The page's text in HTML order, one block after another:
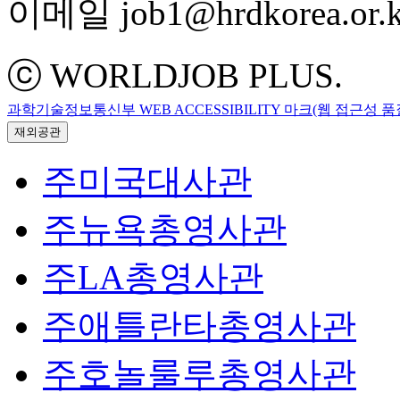
이메일
ⓒ WORLDJOB PLUS.
과학기술정보통신부 WEB ACCESSIBILITY 마크(웹 접근성 품
재외공관
주미국대사관
주뉴욕총영사관
주LA총영사관
주애틀란타총영사관
주호놀룰루총영사관